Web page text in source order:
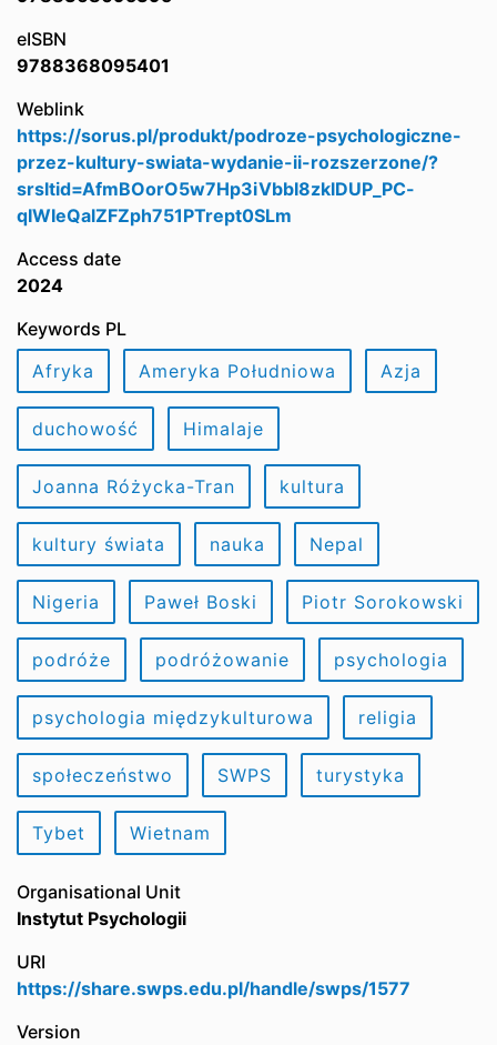
eISBN
9788368095401
Weblink
https://sorus.pl/produkt/podroze-psychologiczne-
przez-kultury-swiata-wydanie-ii-rozszerzone/?
srsltid=AfmBOorO5w7Hp3iVbbI8zklDUP_PC-
qIWIeQalZFZph751PTrept0SLm
Access date
2024
Keywords PL
Afryka
Ameryka Południowa Azja
duchowość Himalaje
Joanna Różycka-Tran kultura
kultury świata nauka Nepal
Nigeria Paweł Boski Piotr Sorokowski
podróże podróżowanie psychologia
psychologia międzykulturowa religia
społeczeństwo SWPS turystyka
Tybet Wietnam
Organisational Unit
Instytut Psychologii
URI
https://share.swps.edu.pl/handle/swps/1577
Version